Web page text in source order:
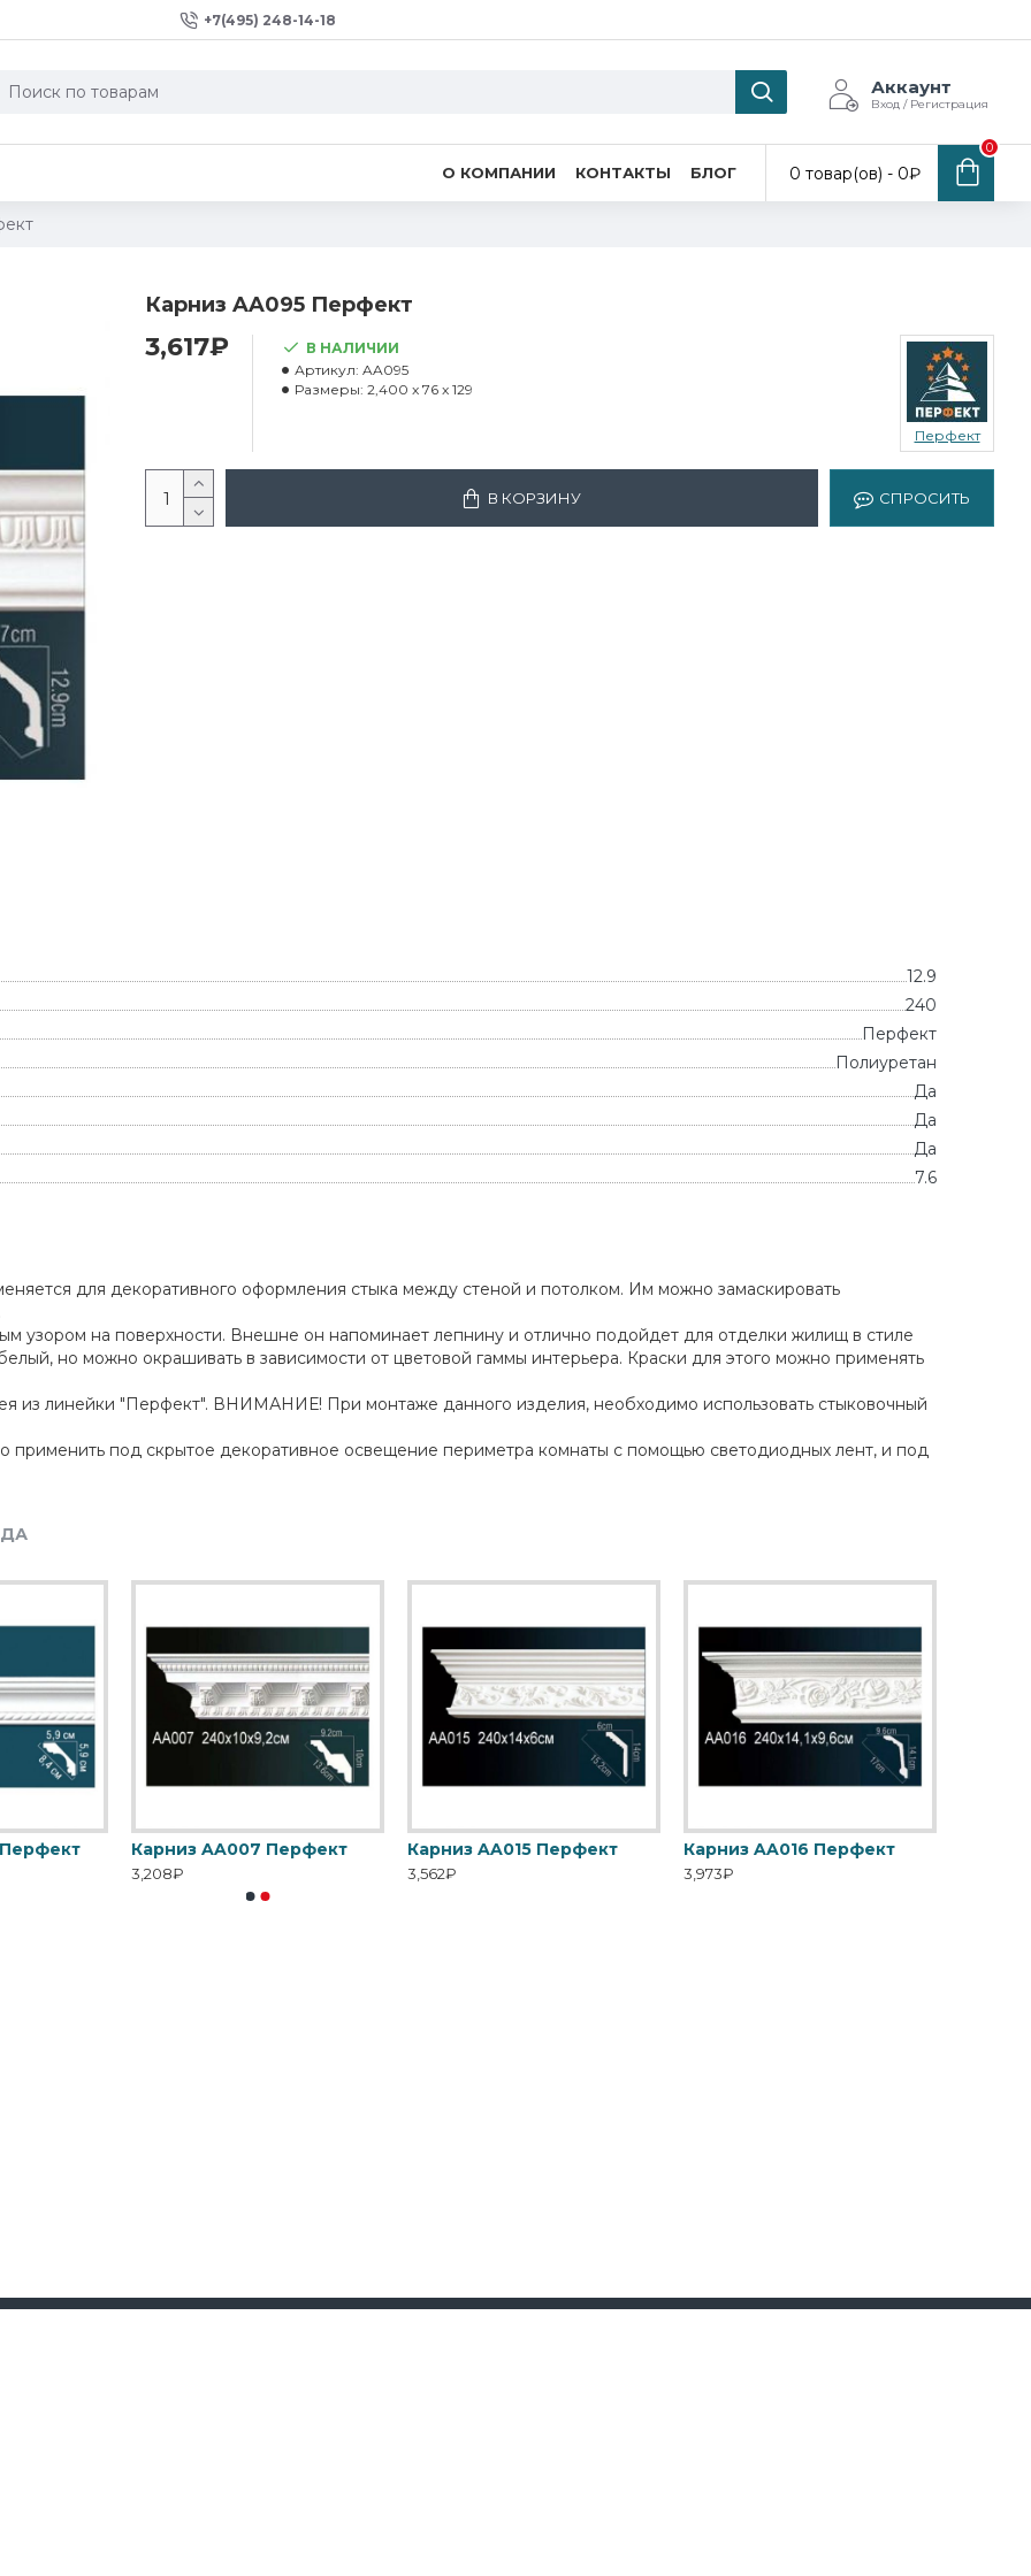
+7(495) 248-14-18
Аккаунт
Вход / Регистрация
О КОМПАНИИ КОНТАКТЫ БЛОГ 0 товар(ов) - 0₽
0
Карниз AA095 Перфект
3,617₽
В НАЛИЧИИ
Артикул: AA095
Размеры: 2,400 x 76 x 129
Перфект
В КОРЗИНУ СПРОСИТЬ
12.9
240
Перфект
Полиуретан
Да
Да
Да
7.6
для декоративного оформления стыка между стеной и потолком. Им можно замаскировать
узором на поверхности. Внешне он напоминает лепнину и отлично подойдет для отделки жилищ в стиле
но можно окрашивать в зависимости от цветовой гаммы интерьера. Краски для этого можно применять
из линейки "Перфект". ВНИМАНИЕ! При монтаже данного изделия, необходимо использовать стыковочный
применить под скрытое декоративное освещение периметра комнаты с помощью светодиодных лент, и под
Карниз AA007 Перфект
3,208₽
Карниз AA015 Перфект
3,562₽
Карниз AA016 Перфект
3,973₽